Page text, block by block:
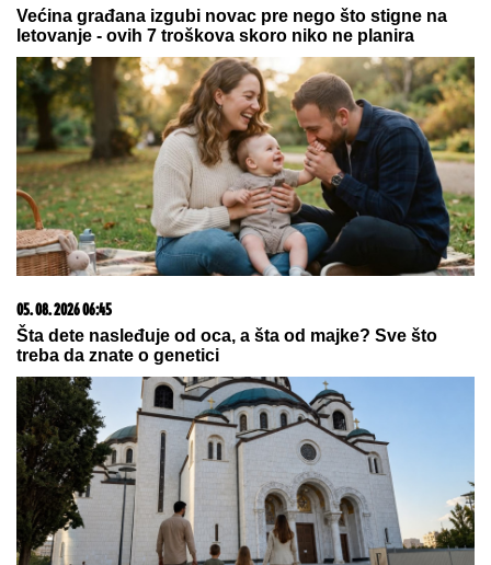
žene često ignorišu - zato brakovi
pucaju
(VIDEO) OVAKO ČEDA JOVANOVIĆ BIRNE O ACI
KOSU NAKON VELIKOG GUBITKA
na njegova omiljena jela: "On živi od ljubavi"
OVO MNOGO BOLI!Srbija primila
koš u poslednjoj sekundi, evo ko joj
je presudio!